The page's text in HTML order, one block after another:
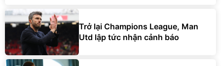
Trở lại Champions League, Man
Utd lập tức nhận cảnh báo